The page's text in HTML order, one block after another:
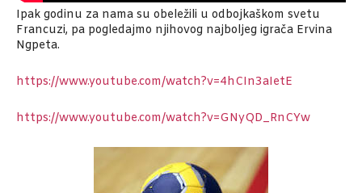
Ipak godinu za nama su obeležili u odbojkaškom svetu
Francuzi, pa pogledajmo njihovog najboljeg igrača Ervina
Ngpeta.
https://www.youtube.com/watch?v=4hCIn3aIetE
https://www.youtube.com/watch?v=GNyQD_RnCYw